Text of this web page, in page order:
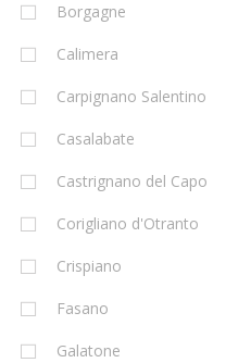
Borgagne
Calimera
Carpignano Salentino
Casalabate
Castrignano del Capo
Corigliano d'Otranto
Crispiano
Fasano
Galatone